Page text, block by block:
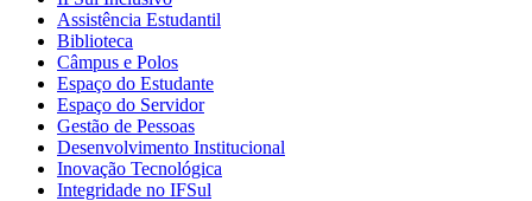
Assistência Estudantil
Biblioteca
Câmpus e Polos
Espaço do Estudante
Espaço do Servidor
Gestão de Pessoas
Desenvolvimento Institucional
Inovação Tecnológica
Integridade no IFSul